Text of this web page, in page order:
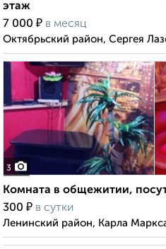
этаж
7 000 ₽ в месяц
Октябрьский район, Сергея
3
Комната в общежитии,
300 ₽ в сутки
Ленинский район, Карла